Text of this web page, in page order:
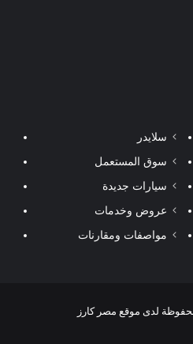
سلايدر
سوق المستعمل
سيارات جديدة
عروض وخدمات
مواصفات ومقارنات
لدى موقع مصر كارز